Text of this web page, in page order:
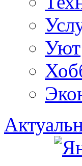
Уют